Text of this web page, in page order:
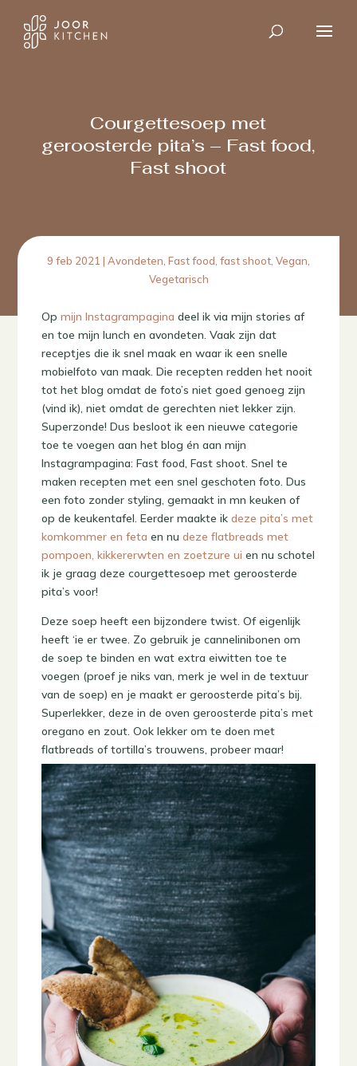
Courgettesoep met
geroosterde pita’s – Fast food,
Fast shoot
9 feb 2021 | Avondeten Fast food, fast shoot Vegan
Vegetarisch
Op mijn Instagrampaginadeel ik via mijn stories af
en toe mijn lunch en avondeten. Vaak zijn dat
receptjes die ik snel maak en waar ik een snelle
mobielfoto van maak. Die recepten redden het nooit
tot het blog omdat de foto’s niet goed genoeg zijn
(vind ik), niet omdat de gerechten niet lekker zijn.
Superzonde! Dus besloot ik een nieuwe categorie
toe te voegen aan het blog én aan mijn
Instagrampagina: Fast food, Fast shoot. Snel te
maken recepten met een snel geschoten foto. Dus
een foto zonder styling, gemaakt in mn keuken of
op de keukentafel. Eerder maakte ikdeze pita’s met
komkommer en feta en nudeze flatbreads met
pompoen, kikkererwten en zoetzure ui en nu schotel
ik je graag deze courgettesoep met geroosterde
pita’s voor!
Deze soep heeft een bijzondere twist. Of eigenlijk
heeft ‘ie er twee. Zo gebruik je cannelinibonen om
de soep te binden en wat extra eiwitten toe te
voegen (proef je niks van, merk je wel in de textuur
van de soep) en je maakt er geroosterde pita’s bij.
Superlekker, deze in de oven geroosterde pita’s met
oregano en zout. Ook lekker om te doen met
flatbreads of tortilla’s trouwens, probeer maar!